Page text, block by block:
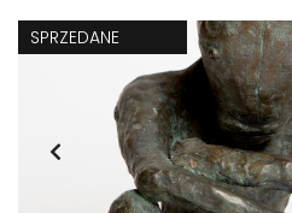
SPRZEDANE